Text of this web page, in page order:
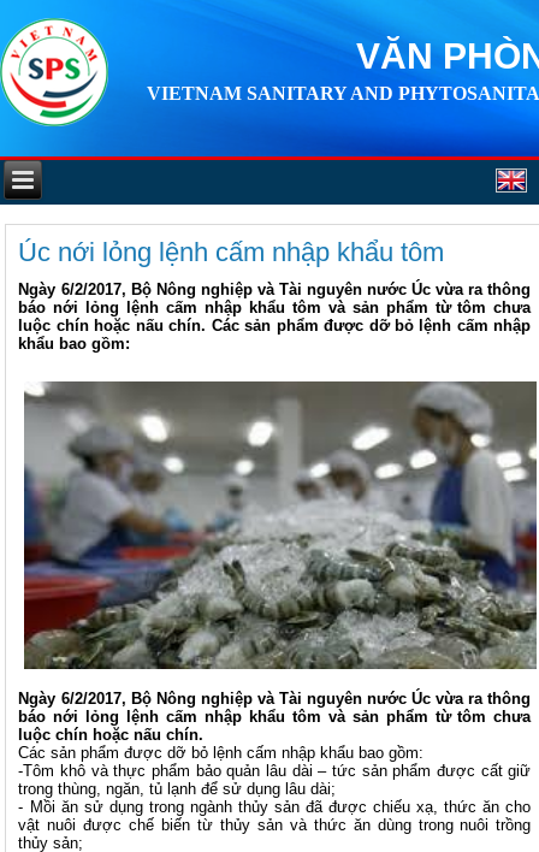
VĂN
VIETNAM SANITARY AND
Úc nới lỏng lệnh cấm nhập khẩu tôm
Ngày 6/2/2017, Bộ Nông nghiệp và Tài nguyên nước Úc vừa ra thông
báo nới lỏng lệnh cấm nhập khẩu tôm và sản phẩm từ tôm chưa
luộc chín hoặc nấu chín. Các sản phẩm được dỡ bỏ lệnh cấm nhập
khẩu bao gồm:
Ngày 6/2/2017, Bộ Nông nghiệp và Tài nguyên nước Úc vừa ra thông
báo nới lỏng lệnh cấm nhập khẩu tôm và sản phẩm từ tôm chưa
luộc chín hoặc nấu chín.
Các sản phẩm được dỡ bỏ lệnh cấm nhập khẩu bao gồm:
-Tôm khô và thực phẩm bảo quản lâu dài – tức sản phẩm được cất giữ
trong thùng, ngăn, tủ lạnh để sử dụng lâu dài;
- Mồi ăn sử dụng trong ngành thủy sản đã được chiếu xạ, thức ăn cho
vật nuôi được chế biến từ thủy sản và thức ăn dùng trong nuôi trồng
thủy sản;